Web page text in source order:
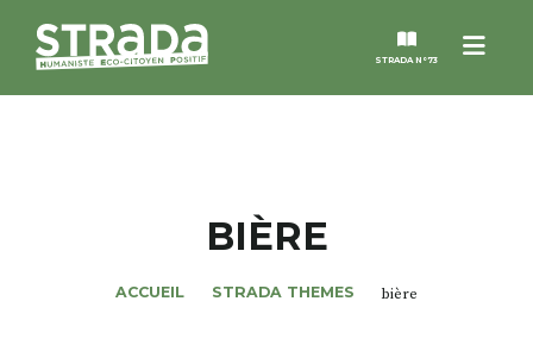
Menu
STRADA N°73
NOS THÈMES
BIÈRE
ACCUEIL STRADA THEMES bière